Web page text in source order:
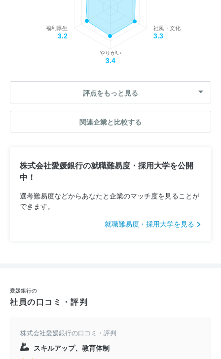
社風・文化
3.3
やりがい
3.4
福利厚生
3.2
評点をもっと見る
関連企業と比較する
株式会社愛媛銀行の就職難易度・採用大学を公開
中！
選考難易度などからあなたと企業のマッチ度を見ることが
できます。
就職難易度・採用大学を見る
愛媛銀行の
社員の口コミ・評判
株式会社愛媛銀行の口コミ・評判
スキルアップ、教育体制